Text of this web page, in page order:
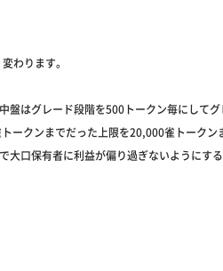
わります。
盤はグレード段階を500トークン毎にして
ークンまでだった上限を20,000雀トークン
大口保有者に利益が偏り過ぎないようにす